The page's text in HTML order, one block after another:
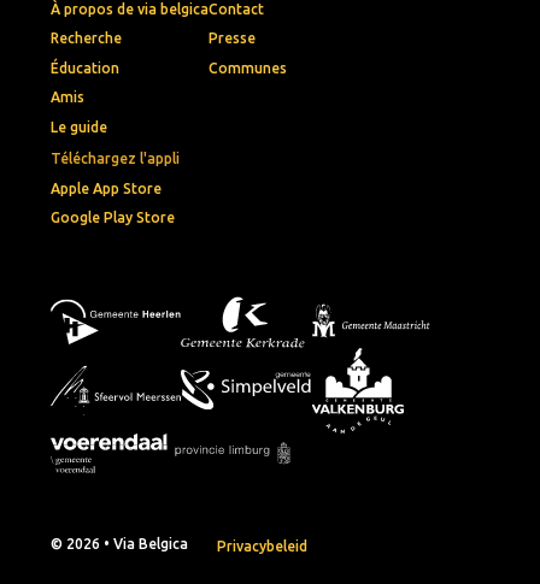
Téléchargez l'appli
Apple App Store
Google Play Store
À propos de via belgica
Recherche
Éducation
Amis
Le guide
Contact
Presse
Communes
© 2026 • Via Belgica Privacybeleid